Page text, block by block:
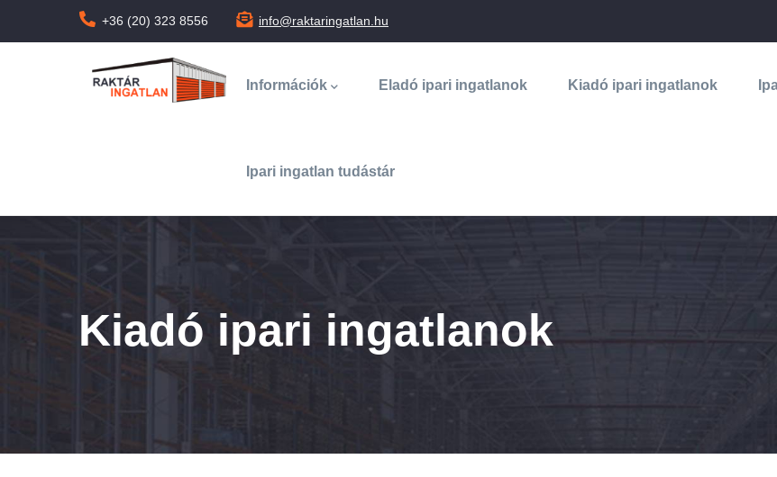
a
+36 (20) 323 8556 info@raktaringatlan.hu
navigation
Információk Eladó ipari ingatlanok Kiadó ipari ingatlanok
Ipari ingatlan tudástár
Kiadó ipari ingatlanok